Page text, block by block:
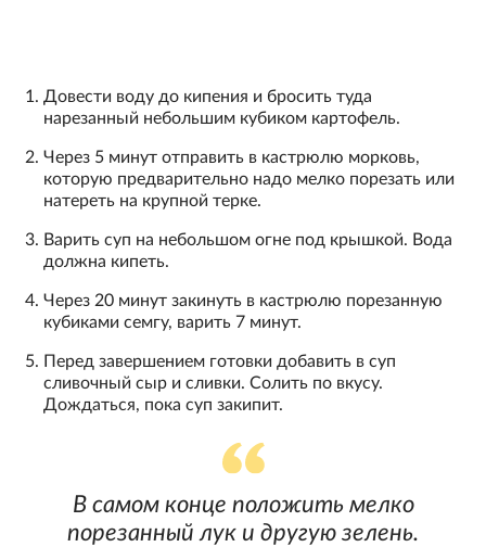
Довести воду до кипения и бросить туда
нарезанный небольшим кубиком картофель.
Через 5 минут отправить в кастрюлю морковь,
которую предварительно надо мелко порезать или
натереть на крупной терке.
Варить суп на небольшом огне под крышкой. Вода
должна кипеть.
Через 20 минут закинуть в кастрюлю порезанную
кубиками семгу, варить 7 минут.
Перед завершением готовки добавить в суп
сливочный сыр и сливки. Солить по вкусу.
Дождаться, пока суп закипит.
В самом конце положить мелко
порезанный лук и другую зелень.